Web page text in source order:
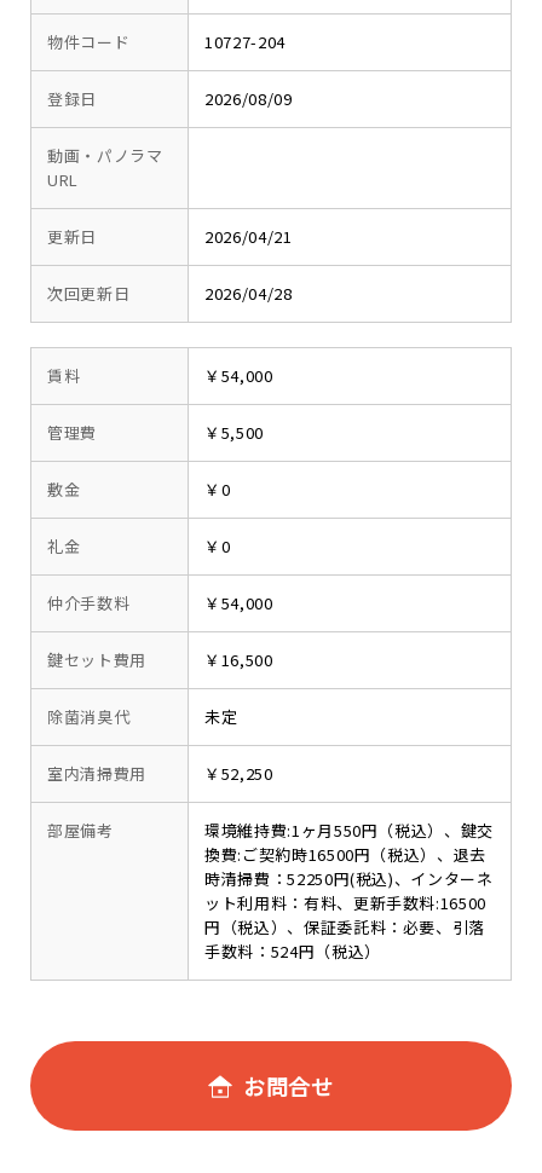
物件コード 10727-204
登録日 2026/08/09
動画・パノラマ
URL
更新日 2026/04/21
次回更新日 2026/04/28
賃料 ￥54,000
管理費 ￥5,500
敷金 ￥0
礼金 ￥0
仲介手数料 ￥54,000
鍵セット費用 ￥16,500
除菌消臭代 未定
室内清掃費用 ￥52,250
部屋備考
環境維持費:1ヶ月550円（税込）、鍵交
換費:ご契約時16500円（税込）、退去
時清掃費：52250円(税込)、インターネ
ット利用料：有料、更新手数料:16500
円（税込）、保証委託料：必要、引落
手数料：524円（税込）
お問合せ